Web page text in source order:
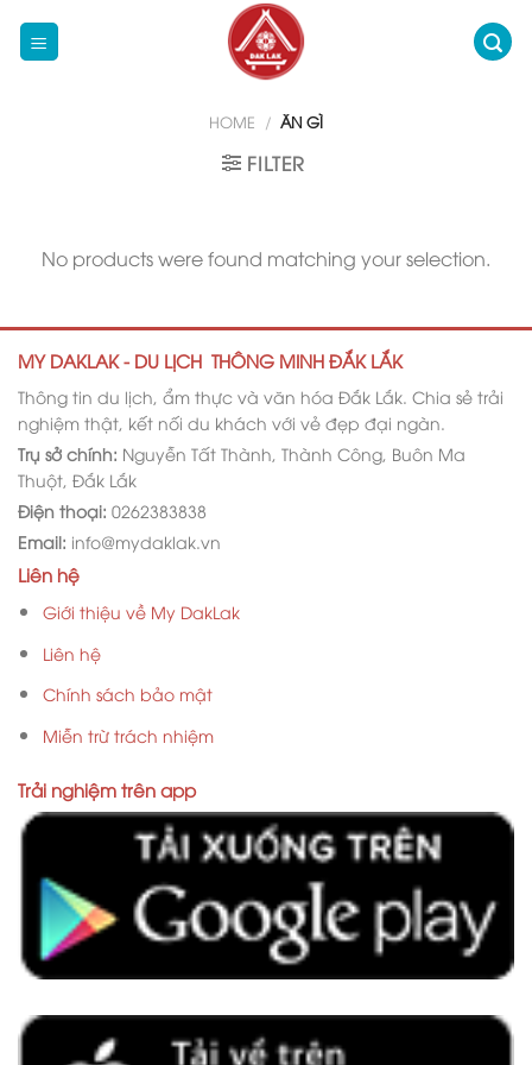
HOME / ĂN GÌ
FILTER
No products were found matching your selection.
MY DAKLAK - DU LỊCH THÔNG MINH ĐẮK LẮK
Thông tin du lịch, ẩm thực và văn hóa Đắk Lắk. Chia sẻ trải
nghiệm thật, kết nối du khách với vẻ đẹp đại ngàn.
Trụ sở chính: Nguyễn Tất Thành, Thành Công, Buôn Ma
Thuột, Đắk Lắk
Điện thoại: 0262383838
Email: info@mydaklak.vn
Liên hệ
Giới thiệu về My DakLak
Liên hệ
Chính sách bảo mật
Miễn trừ trách nhiệm
Trải nghiệm trên app